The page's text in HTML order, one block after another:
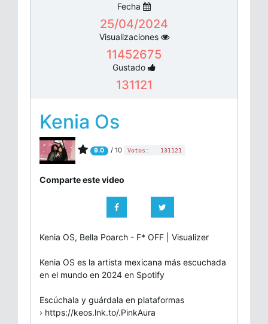
Fecha
25/04/2024
Visualizaciones
11452675
Gustado
131121
Kenia Os
9.0 / 10 Votos: 131121
Comparte este video
Kenia OS, Bella Poarch - F* OFF | Visualizer
Kenia OS es la artista mexicana más escuchada
en el mundo en 2024 en Spotify
Escúchala y guárdala en plataformas
› https://keos.lnk.to/.PinkAura